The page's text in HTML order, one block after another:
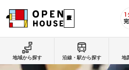
地域から探す 沿線・駅から探す 地